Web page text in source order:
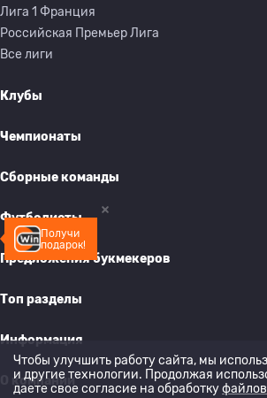
Получи
подарок!
Лига 1 Франция
Российская Премьер Лига
Все лиги
Клубы
Чемпионаты
Сборные команды
Футболисты
Предложения букмекеров
Топ разделы
Информация
О компании
Чтобы улучшить работу сайта, мы
и другие технологии. Продолжая
даете свое согласие на обработку